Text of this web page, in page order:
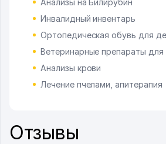
Анализы на Билирубин
Инвалидный инвентарь
Ортопедическая обувь для
Ветеринарные препараты для
Анализы крови
Лечение пчелами, апитерапия
Отзывы